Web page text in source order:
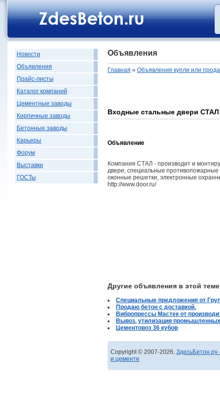
Новости
Объявления
Прайс-листы
Каталог компаний
Цементные заводы
Кирпичные заводы
Бетонные заводы
Карьеры
Форум
Выставки
ГОСТы
Объявления
Главная » Объявления купли или
Входные стальные двери СТАЛ
Объявление
Компания СТАЛ - производит и
двери, специальные
оконные решетки, электронные
http://www.door.ru/
Другие объявления в этой теме
Специальные предложения от
Продаю бетон с доставкой.
Вибропрессы Мастек от
Вывоз, утилизация
Цементовоз 36 кубов
Copyright © 2007-2026,
и цементе